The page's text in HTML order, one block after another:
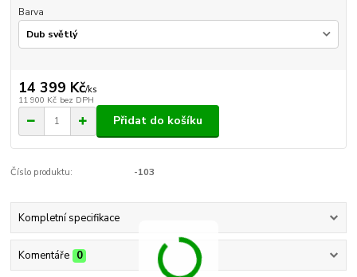
Barva
14 399 Kč/ks
11 900 Kč bez DPH
Přidat do košíku
Číslo produktu: -103
Kompletní specifikace
Komentáře 0